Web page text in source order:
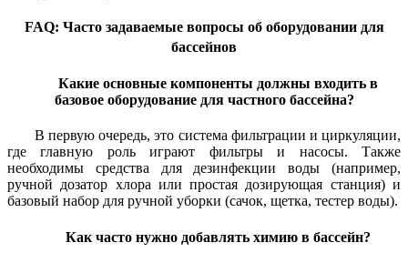
FAQ: Часто задаваемые вопросы об оборудовании для
бассейнов
Какие основные компоненты должны входить в
базовое оборудование для частного бассейна?
В первую очередь, это система фильтрации и циркуляции,
где главную роль играют фильтры и насосы. Также
необходимы средства для дезинфекции воды (например,
ручной дозатор хлора или простая дозирующая станция) и
базовый набор для ручной уборки (сачок, щетка, тестер воды).
Как часто нужно добавлять химию в бассейн?